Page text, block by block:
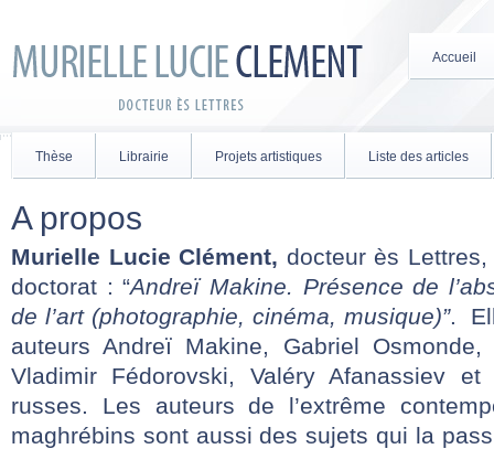
Accueil
Thèse Librairie Projets artistiques Liste des articles
A propos
Murielle Lucie Clément, docteur ès
doctorat : “Andreï Makine. Présence de
de l’art (photographie, cinéma, musique)”.
auteurs Andreï Makine, Gabriel Osmonde,
Vladimir Fédorovski, Valéry Afanassiev
russes. Les auteurs de l’extrême
maghrébins sont aussi des sujets qui la